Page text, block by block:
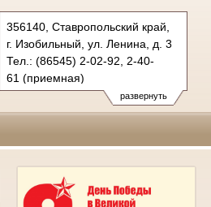
развернуть
356140, Ставропольский край,
г. Изобильный, ул. Ленина, д. 3
Тел.: (86545) 2-02-92, 2-40-
61 (приемная)
izobylnensky.stv@sudrf.ru